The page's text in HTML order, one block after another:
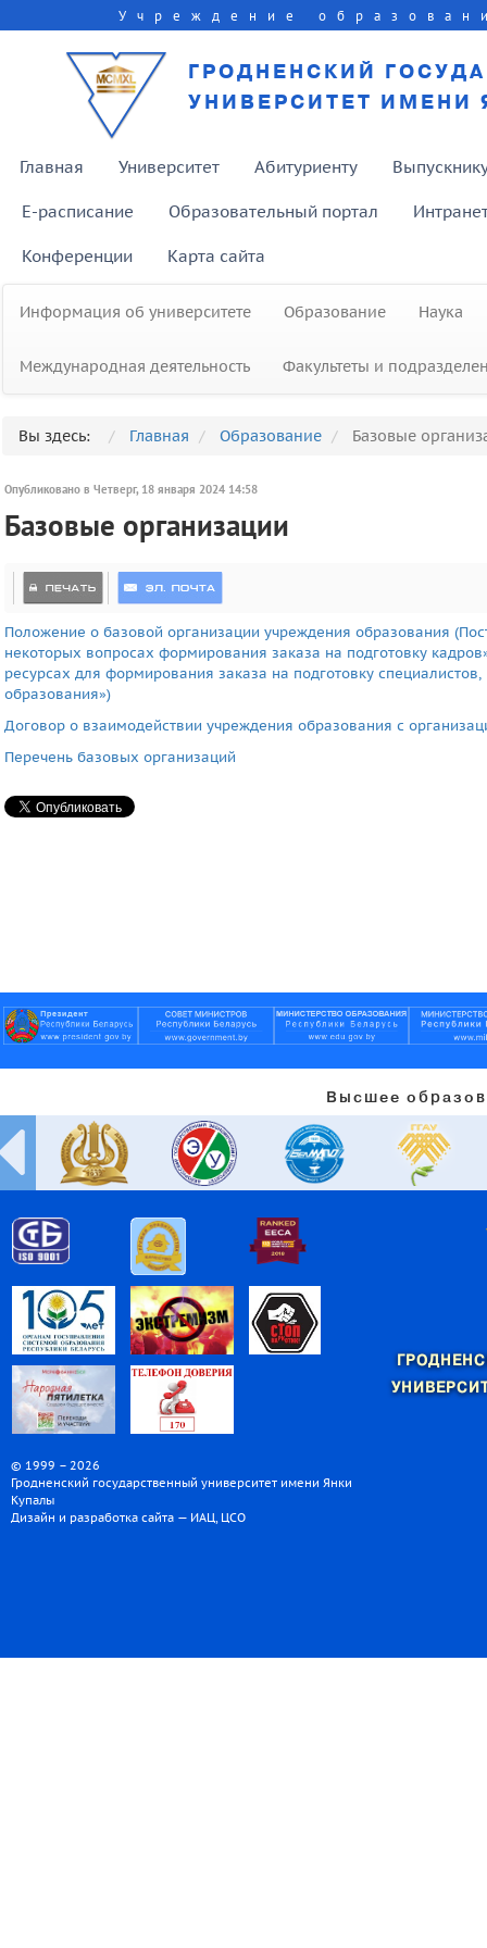
Учреждение
ГРОДНЕНСКИЙ
УНИВЕРСИТЕТ ИМЕНИ
Главная Университет Абитуриенту
E-расписание Образовательный портал
Конференции Карта сайта
Информация об университете Образование Наука
Международная деятельность Факультеты и
Вы здесь: Главная Образование Базовые
Опубликовано в Четверг, 18 января 2024 14:58
Базовые организации
Положение о базовой организации учреждения образования
некоторых вопросах формирования заказа на подготовку
ресурсах для формирования заказа на подготовку
образования»)
Договор о взаимодействии учреждения образования с
Перечень базовых организаций
Высшее
© 1999 – 2026
Гродненский государственный университет имени Янки
Купалы
Дизайн и разработка сайта — ИАЦ, ЦСО